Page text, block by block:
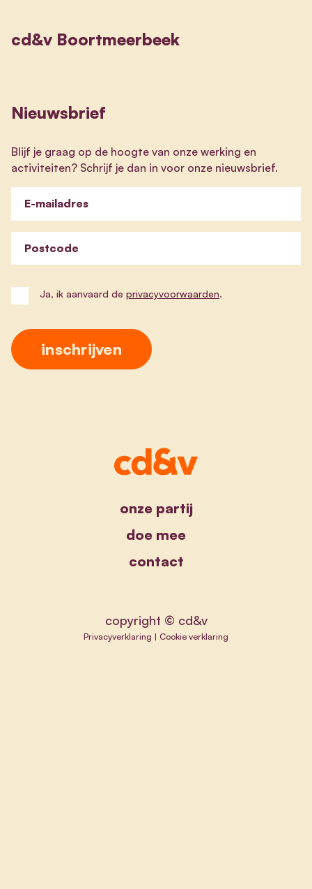
cd&v Boortmeerbeek
Nieuwsbrief
Blijf je graag op de hoogte van onze werking en
activiteiten? Schrijf je dan in voor onze nieuwsbrief.
E-mailadres
Postcode
Ja, ik aanvaard de privacyvoorwaarden.
onze partij
doe mee
contact
copyright © cd&v
Privacyverklaring | Cookie verklaring